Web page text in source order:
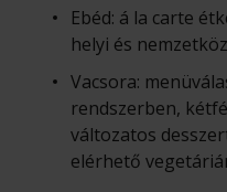
Ebéd: á la carte
helyi és
Vacsora:
rendszerben,
változatos
elérhető